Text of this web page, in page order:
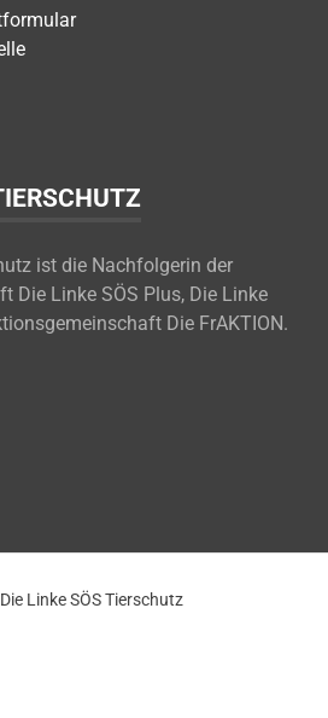
ist die Nachfolgerin der
Die Linke SÖS Plus, Die Linke
Die FrAKTION.
Linke SÖS Tierschutz